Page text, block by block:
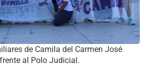
de Camila del Carmen José
al Polo Judicial.